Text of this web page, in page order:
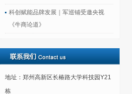
科创赋能品牌发展｜军巡铺受邀央视
《牛商论道》
地址：郑州高新区长椿路大学科技园Y21
栋